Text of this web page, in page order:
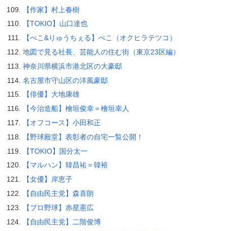
【作家】村上春樹
【TOKIO】山口達也
【ぺこ&りゅうちぇる】ぺこ（オクヒラテツコ）
地図で見る社長、芸能人の住む街（東京23区編）
神奈川県横浜市港北区の大豪邸
名古屋市守山区の洋風豪邸
【俳優】大地康雄
【今治造船】檜垣俊幸＝檜垣幸人
【オフコース】小田和正
【野球殿堂】表彰者の自宅一覧公開！
【TOKIO】国分太一
【マルハン】韓昌祐＝韓裕
【女優】岸恵子
【自由民主党】森喜朗
【プロ野球】赤星憲広
【自由民主党】二階俊博